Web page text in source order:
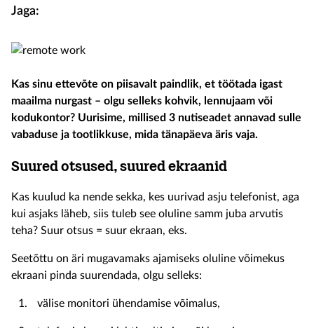
Jaga:
Kas sinu ettevõte on piisavalt paindlik, et töötada igast
maailma nurgast – olgu selleks kohvik, lennujaam või
kodukontor? Uurisime, millised 3 nutiseadet annavad sulle
vabaduse ja tootlikkuse, mida tänapäeva äris vaja.
Suured otsused, suured ekraanid
Kas kuulud ka nende sekka, kes uurivad asju telefonist, aga
kui asjaks läheb, siis tuleb see oluline samm juba arvutis
teha? Suur otsus = suur ekraan, eks.
Seetõttu on äri mugavamaks ajamiseks oluline võimekus
ekraani pinda suurendada, olgu selleks:
välise monitori ühendamise võimalus,